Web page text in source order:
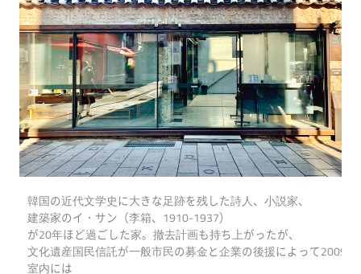
韓国の近代文学史に大きな足跡を残した詩人、小説家、
建築家のイ・サン（李箱、1910-1937）
が20年ほど過ごした家。撤去計画も持ち上がったが、
文化遺産国民信託が一般市民の募金と企業の後援によって2009
室内には